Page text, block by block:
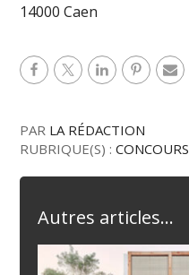
14000 Caen
PAR LA RÉDACTION
RUBRIQUE(S) :CONCOURS
Autres articles...